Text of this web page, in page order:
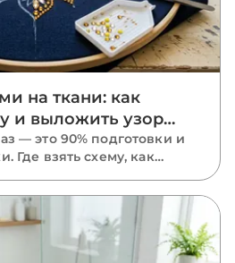
на ткани: как
и выложить узор
— это 90% подготовки и
Где взять схему, как
в каком порядке
размечать нужно